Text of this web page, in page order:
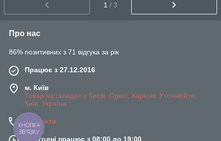
1 / 3
Про нас
86% позитивних з 71 відгука за рік
Працює з 27.12.2016
м. Київ
Товар на складах у Києві, Одесі, Харкові. Уточнюйте,
Київ, Україна
Контакти
Сьогодні працює з 08:00 до 19:00
КНОПКА
ЗВ'ЯЗКУ